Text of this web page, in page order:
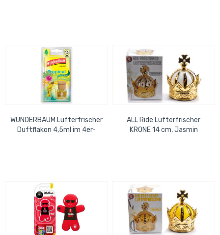
WUNDERBAUM Lufterfrischer
Duftflakon 4,5ml im 4er-
ALL Ride Lufterfrischer
KRONE 14 cm, Jasmin